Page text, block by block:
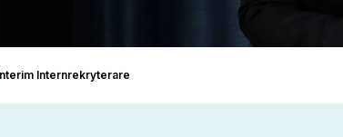
Internrekryterare